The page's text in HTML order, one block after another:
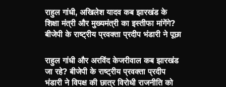
राहुल गांधी, अखिलेश यादव कब झारखंड के
शिक्षा मंत्री और मुख्यमंत्री का इस्तीफा मांगेंगे?
बीजेपी के राष्ट्रीय प्रवक्ता प्रदीप भंडारी ने पूछा
राहुल गांधी और अरविंद केजरीवाल कब झारखंड
जा रहे? बीजेपी के राष्ट्रीय प्रवक्ता प्रदीप
भंडारी ने विपक्ष की छात्र विरोधी राजनीति को